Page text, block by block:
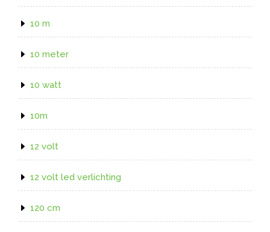
10 m
10 meter
10 watt
10m
12 volt
12 volt led verlichting
120 cm